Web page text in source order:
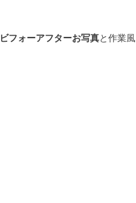
ビフォーアフターお写真と作業風